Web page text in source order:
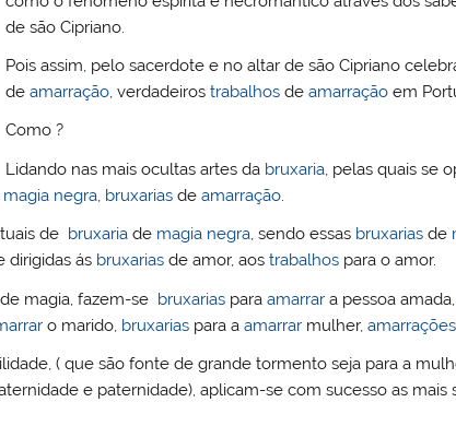
st A
p
p
e
ss
k.
c
o
n
de são Cipriano.
Pois assim, pelo sacerdote e no altar de são Cipriano
de amarração, verdadeiros trabalhosde amarraçãoem
Como ?
Lidando nas mais ocultas artes da bruxaria, pelas quais se
magia negra, bruxarias deamarração.
de bruxaria de magia negra, sendo essas bruxarias de
dirigidas ás bruxarias de amor, aostrabalhos para o amor.
de magia, fazem-se bruxarias paraamarrar a pessoa amada,
o marido, bruxarias para aamarrar mulher,amarrações
( que são fonte de grande tormento seja para a
e paternidade), aplicam-se com sucesso as mais